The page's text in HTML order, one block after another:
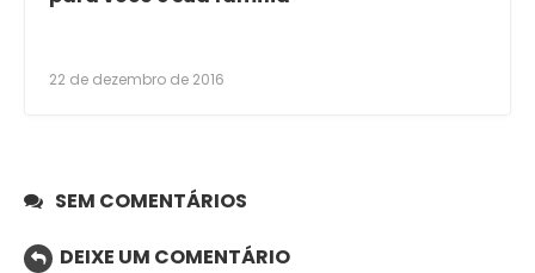
22 de dezembro de 2016
SEM COMENTÁRIOS
DEIXE UM COMENTÁRIO